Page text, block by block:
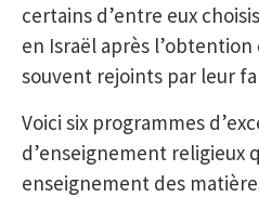
certains d’entre eux
en Israël après
souvent rejoints par leur
Voici six programmes
d’enseignement religieux
enseignement des